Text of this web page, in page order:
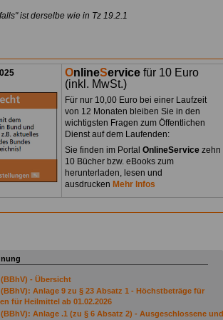
ist derselbe wie in Tz 19.2.1
OnlineServicefür 10 Euro
(inkl. MwSt.)
Für nur 10,00 Euro bei einer Laufzeit
von 12 Monaten bleiben Sie in den
wichtigsten Fragen zum Öffentlichen
Dienst auf dem Laufenden:
Sie finden im Portal OnlineServicezehn
10 Bücher bzw. eBooks zum
herunterladen, lesen und
ausdrucken Mehr Infos
- Übersicht
Anlage 9 zu § 23 Absatz 1 - Höchstbeträge für
für Heilmittel ab 01.02.2026
Anlage .1 (zu § 6 Absatz 2) - Ausgeschlossene und